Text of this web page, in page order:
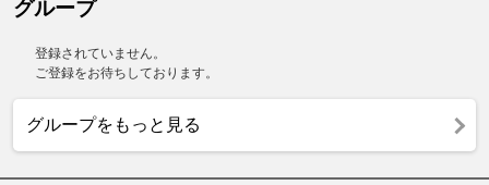
グループ
登録されていません。
ご登録をお待ちしております。
グループをもっと見る